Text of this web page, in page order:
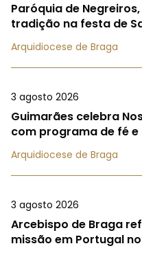
Paróquia de
tradição na festa de
Arquidiocese de Braga
3 agosto 2026
Guimarães celebra
com programa de fé
Arquidiocese de Braga
3 agosto 2026
Arcebispo de Braga
missão em Portugal